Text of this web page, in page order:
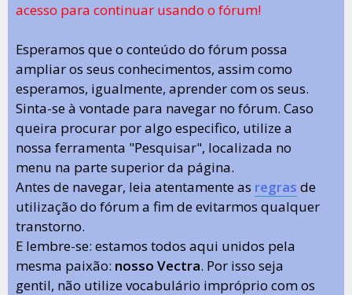
acesso para continuar usando o fórum!
Esperamos que o conteúdo do fórum possa
ampliar os seus conhecimentos, assim como
esperamos, igualmente, aprender com os seus.
Sinta-se à vontade para navegar no fórum. Caso
queira procurar por algo especifico, utilize a
nossa ferramenta "Pesquisar", localizada no
menu na parte superior da página.
Antes de navegar, leia atentamente as regras de
utilização do fórum a fim de evitarmos qualquer
transtorno.
E lembre-se: estamos todos aqui unidos pela
mesma paixão: nosso Vectra. Por isso seja
gentil, não utilize vocabulário impróprio com os